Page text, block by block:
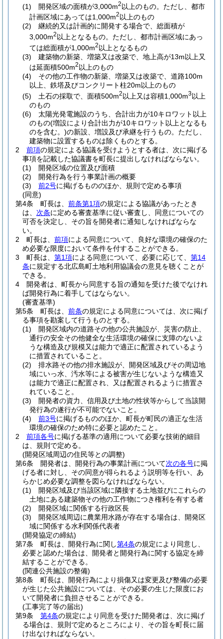
(1)
開発区域の面積が3,000m2 以上のもの。ただし、都市
計画区域にあっては1,000m2以上のもの
(2)
継続的又は計画的に開発する場合で、総面積が
3,000m2 以上となるもの。ただし、都市計画区域にあっ
ては総面積が1,000m2 以上となるもの
(3)
建築物の新築、増築又は改築で、地上高が13m以上又
は延面積500m2以上のもの
(4)
その他の工作物の新築、増築又は改築で、道路100m
以上、鉄塔及びコンクリート柱20m以上のもの
(5)
土石の採取で、面積500m2 以上又は容積1,000m3以上
のもの
(6)
太陽光発電施設のうち、合計出力が10キロワット以上
のもの(増設により合計出力が10キロワット以上となるも
のを含む。)の新設、増設及び承継を行うもの。 ただし、
建築物に設置するものは除くものとする。
2
前項の規定による協議を受けようとする者は、次に掲げる
事項を記載した協議書を町長に提出しなければならない。
(1)
開発区域の位置及び面積
(2)
開発行為を行う事業計画の概要
(3)
前2号に掲げるもののほか、規則で定める事項
(同意)
第4条
町長は、 前条第1項の規定による協議があったとき
は、 次条に定める審査基準に従い審査し、同意についての
可否を決定し、その旨を開発者に通知しなければならな
い。
2
町長は、 前項による同意について、良好な環境の確保のた
め必要な限度において条件を付することができる。
3
町長は、 第1項による同意について、必要に応じて、 第14
条に規定する北広島町土地利用協議会の意見を聴くことが
できる。
4
開発者は、町長から同意する旨の通知を受けた後でなけれ
ば開発行為に着手してはならない。
(審査基準)
第5条
町長は、 前条の規定による同意については、次に掲げ
る事項を勘案して行うものとする。
(1)
開発区域内の道路その他の公共施設が、災害の防止、
通行の安全その他健全な生活環境の確保に支障のないよ
うな構造及び規模又は能力で適正に配置されているよう
に措置されていること。
(2)
排水路その他の排水施設が、開発区域及びその周辺地
域にいっ水、汚水等による被害が生じないような構造又
は能力で適正に配置され、又は配置されるように措置さ
れていること。
(3)
開発者の資力、信用及び土地の性状等からして当該開
発行為の遂行が不可能でないこと。
(4)
前3号に掲げるもののほか、町長が町民の適正な生活
環境の確保のため特に必要と認めたこと。
2
前項各号に掲げる基準の適用について必要な技術的細目
は、規則で定める。
(開発区域周辺の住民等との調整)
第6条
開発者は、開発行為の事業計画について次の各号に掲
げる者に対し、その同意が得られるよう説明等を行い、あ
らかじめ必要な調整を図らなければならない。
(1)
開発区域及び当該区域に隣接する土地並びにこれらの
土地にある建築物その他の工作物につき権利を有する者
(2)
開発区域に関係する行政区長
(3)
開発区域周辺に農業用水路が存在する場合は、開発区
域に関係する水利関係代表者
(開発協定の締結)
第7条
町長は、開発行為に関し第4条の規定により同意し、
必要と認めた場合は、開発者と開発行為に関する協定を締
結することができる。
(関連公共施設の整備)
第8条
町長は、開発行為により損傷又は変更及び整備の必要
が生じた公共施設については、その必要の生じた限度にお
いて開発者に負担させることができる。
(工事完了等の届出)
第9条
第4条の規定により同意を受けた開発者は、次に掲げ
る場合は、規則で定めるところにより、その旨を町長に届
け出なければならない。